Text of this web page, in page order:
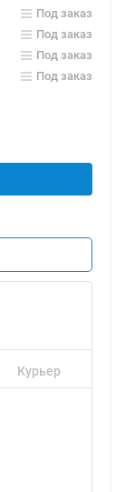
Под заказ
Под заказ
Под заказ
Под заказ
Курьер